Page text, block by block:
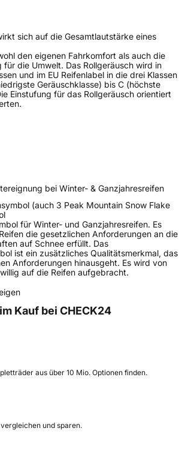
/ Alpine-Symbol
(GPSR)
sich auf die Gesamtlautstärke eines
den eigenen Fahrkomfort als auch die
für die Umwelt. Das Rollgeräusch wird in
und im EU Reifenlabel in die drei Klassen
Geräuschklasse) bis C (höchste
Einstufung für das Rollgeräusch orientiert
bei Winter- & Ganzjahresreifen
(auch 3 Peak Mountain Snow Flake
für Winter- und Ganzjahresreifen. Es
die gesetzlichen Anforderungen an die
auf Schnee erfüllt. Das
ist ein zusätzliches Qualitätsmerkmal, das
Anforderungen hinausgeht. Es wird von
auf die Reifen aufgebracht.
Kauf bei CHECK24
aus über 10 Mio. Optionen finden.
und sparen.